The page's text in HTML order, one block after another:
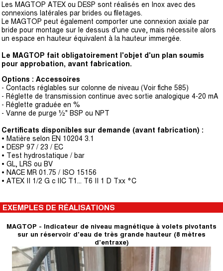
Les MAGTOP ATEX ou DESP sont réalisés en Inox avec des
connexions latérales par brides ou filetages.
Le MAGTOP peut également comporter une connexion axiale par
bride pour montage sur le dessus d'une cuve, mais nécessite alors
un espace en hauteur équivalent à la hauteur immergée.
Le MAGTOP fait obligatoirement l'objet d'un plan soumis
pour approbation, avant fabrication.
Options : Accessoires
- Contacts réglables sur colonne de niveau (Voir fiche 585)
- Réglette de transmission continue avec sortie analogique 4-20 mA
- Réglette graduée en %
- Vanne de purge ½" BSP ou NPT
Certificats disponibles sur demande (avant fabrication) :
• Matière selon EN 10204 3.1
• DESP 97 / 23 / EC
• Test hydrostatique / bar
• GL, LRS ou BV
• NACE MR 01.75 / ISO 15156
• ATEX II 1/2 G c IIC T1… T6 II 1 D Txx °C
EXEMPLES DE RÉALISATIONS
MAGTOP - Indicateur de niveau magnétique à volets pivotants
sur un réservoir d'eau de très grande hauteur (8 mètres
d'entraxe)